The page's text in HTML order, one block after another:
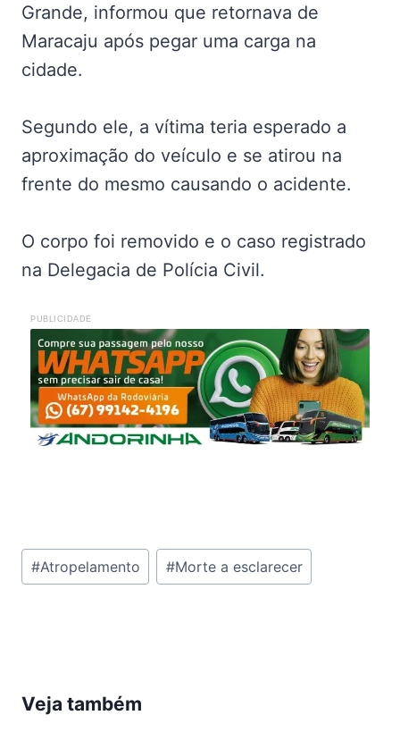
Grande, informou que retornava de
Maracaju após pegar uma carga na
cidade.
Segundo ele, a vítima teria esperado a
aproximação do veículo e se atirou na
frente do mesmo causando o acidente.
O corpo foi removido e o caso registrado
na Delegacia de Polícia Civil.
PUBLICIDADE
Tags
do
#Atropelamento #Morte a esclarecer
Veja também